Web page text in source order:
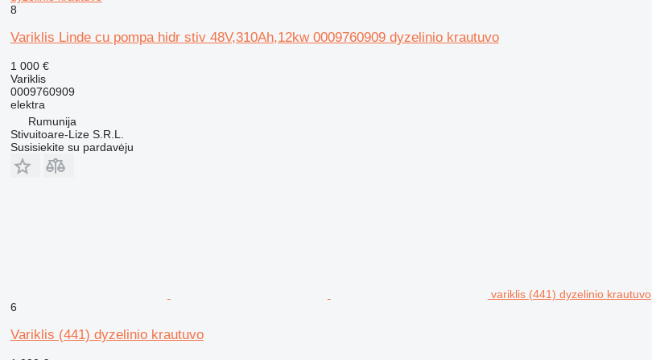
8
Variklis Linde cu pompa hidr stiv 48V,310Ah,12kw 0009760909 dyzelinio krautuvo
1 000 €
Variklis
0009760909
elektra
Rumunija
Stivuitoare-Lize S.R.L.
Susisiekite su pardavėju
variklis (441) dyzelinio krautuvo
6
Variklis (441) dyzelinio krautuvo